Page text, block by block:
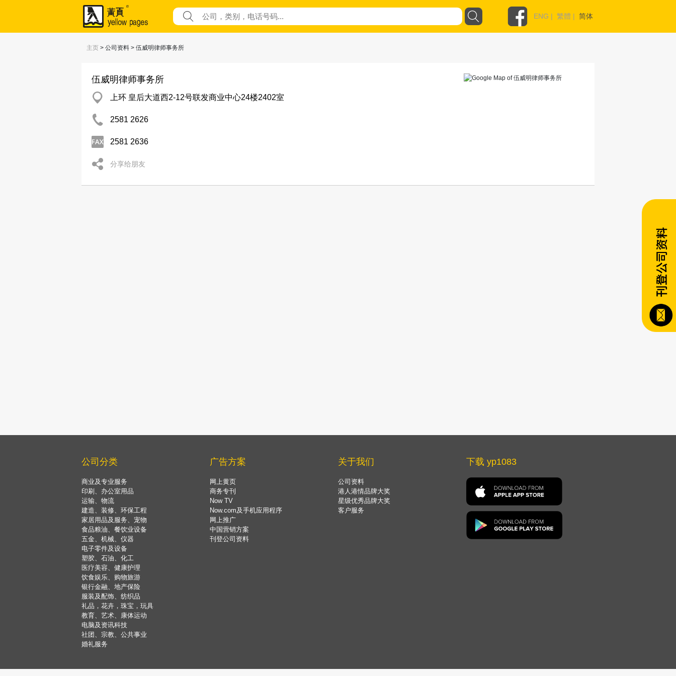
ENG | 繁體 | 简体
主页 > 公司资料 > 伍威明律师事务所
伍威明律师事务所
上环 皇后大道西2-12号联发商业中心24楼2402室
2581 2626
2581 2636
分享给朋友
公司分类
商业及专业服务
印刷、办公室用品
运输、物流
建造、装修、环保工程
家居用品及服务、宠物
食品粮油、餐饮业设备
五金、机械、仪器
电子零件及设备
塑胶、石油、化工
医疗美容、健康护理
饮食娱乐、购物旅游
银行金融、地产保险
服装及配饰、纺织品
礼品，花卉，珠宝，玩具
教育、艺术、康体运动
电脑及资讯科技
社团、宗教、公共事业
婚礼服务
广告方案
网上黄页
商务专刊
Now TV
Now.com及手机应用程序
网上推广
中国营销方案
刊登公司资料
关于我们
公司资料
港人港情品牌大奖
星级优秀品牌大奖
客户服务
下载 yp1083